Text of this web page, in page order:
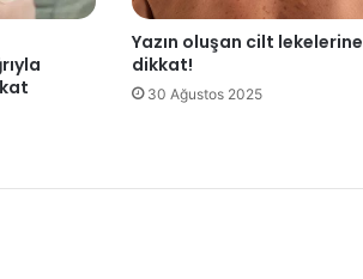
Yazın oluşan cilt lekelerine
dikkat!
30 Ağustos 2025